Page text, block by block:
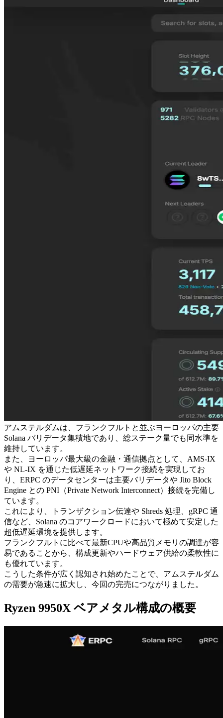
アムステルダムは、フランクフルトと並ぶヨーロッパの主要
Solana バリデータ集積地であり、総ステーク量でも同水準を
維持しています。
また、ヨーロッパ最大級の金融・通信拠点として、AMS-IX
や NL-IX を通じた低遅延ネットワーク接続を実現してお
り、ERPC のデータセンターは主要バリデータや Jito Block
Engine との PNI（Private Network Interconnect）接続を完備し
ています。
これにより、トランザクション伝達や Shreds 処理、gRPC 通
信など、Solana のコアワークロードにおいて極めて安定した
超低遅延環境を提供します。
フランクフルトに比べて最新CPUや高品質メモリの調達が容
易であることから、構成更新やハードウェア供給の柔軟性に
も優れています。
こうした条件が広く認知され始めたことで、アムステルダム
の需要が急速に拡大し、今回の完売につながりました。
Ryzen 9950X ベアメタル構成の概要